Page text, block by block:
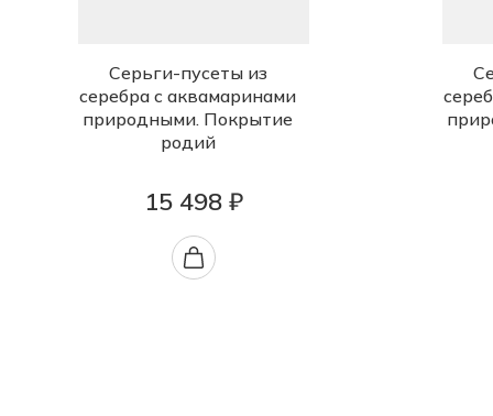
Серьги-пусеты из
серебра с аквамаринами
природными. Покрытие
родий
15 498 ₽